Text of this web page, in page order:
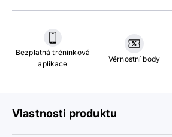
Bezplatná tréninková
aplikace
Věrnostní body
Vlastnosti produktu